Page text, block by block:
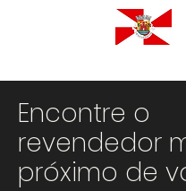
Encontre o
revendedor
próximo de